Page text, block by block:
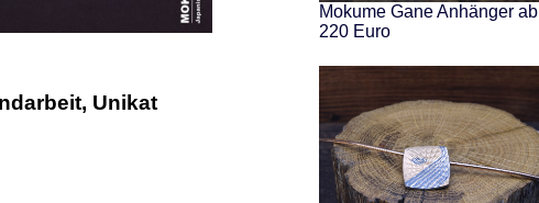
Unikat
Mokume Gane Anhänger ab
220 Euro